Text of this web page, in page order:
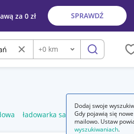
za 0 zł SPRAWDŹ
Wyczyść frazę
Odległość
+0 km szukaj
ładowarka samochodowa
Dodaj swoje
Gdy pojawią się
mailowo. Ustaw
wyszukiwaniach.